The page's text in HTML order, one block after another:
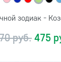
зодиак -
руб.475